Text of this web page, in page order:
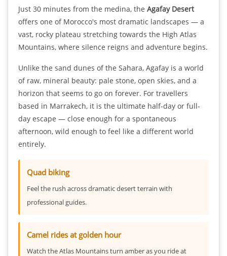
Just 30 minutes from the medina, the Agafay Desert
offers one of Morocco's most dramatic landscapes — a
vast, rocky plateau stretching towards the High Atlas
Mountains, where silence reigns and adventure begins.
Unlike the sand dunes of the Sahara, Agafay is a world
of raw, mineral beauty: pale stone, open skies, and a
horizon that seems to go on forever. For travellers
based in Marrakech, it is the ultimate half-day or full-
day escape — close enough for a spontaneous
afternoon, wild enough to feel like a different world
entirely.
Quad biking
Feel the rush across dramatic desert terrain with
professional guides.
Camel rides at golden hour
Watch the Atlas Mountains turn amber as you ride at